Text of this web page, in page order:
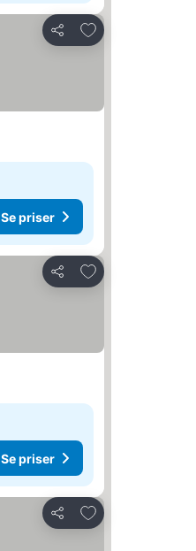
Del
Legg til i favoritter
Se priser
Del
Legg til i favoritter
Se priser
Del
Legg til i favoritter